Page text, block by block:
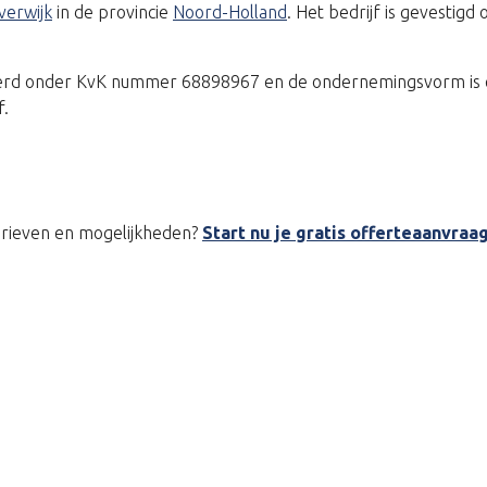
in de provincie Noord-Holland. Het bedrijf is gevestigd
onder KvK nummer 68898967 en de ondernemingsvorm
en mogelijkheden? Start nu je gratis